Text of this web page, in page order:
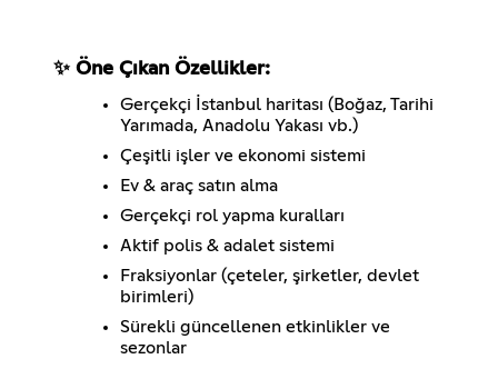
✨ Öne Çıkan Özellikler:
Gerçekçi İstanbul haritası (Boğaz, Tarihi
Yarımada, Anadolu Yakası vb.)
Çeşitli işler ve ekonomi sistemi
Ev & araç satın alma
Gerçekçi rol yapma kuralları
Aktif polis & adalet sistemi
Fraksiyonlar (çeteler, şirketler, devlet
birimleri)
Sürekli güncellenen etkinlikler ve
sezonlar